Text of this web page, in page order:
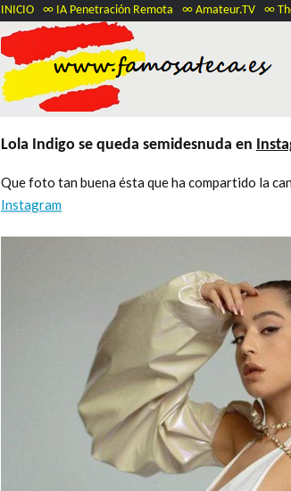
INICIO ∞ IA Penetración Remota ∞ Amateur.TV ∞
Lola Indigo se queda semidesnuda en
Que foto tan buena ésta que ha compartido la
Instagram